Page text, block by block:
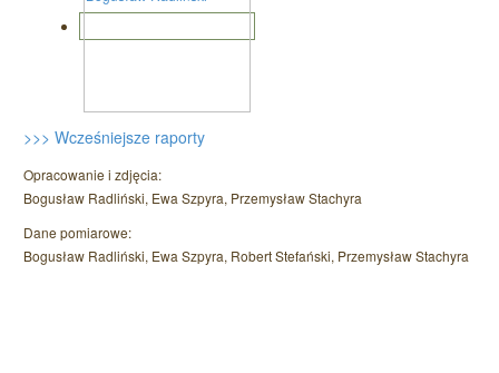
>>> Wcześniejsze raporty
Opracowanie i zdjęcia:
Bogusław Radliński, Ewa Szpyra, Przemysław Stachyra
Dane pomiarowe:
Bogusław Radliński, Ewa Szpyra, Robert Stefański, Przemysław Stachyra